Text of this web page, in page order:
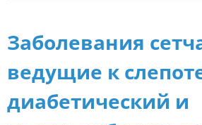
Заболевания
ведущие к
диабетический и